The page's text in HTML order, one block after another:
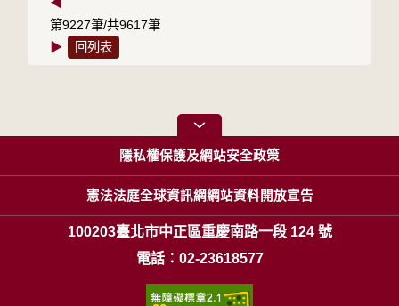
第9227筆/共9617筆
▶
回列表
隱私權保護及網站安全政策
憲法法庭全球資訊網網站資料開放宣告
100203臺北市中正區重慶南路一段 124 號
電話：02-23618577